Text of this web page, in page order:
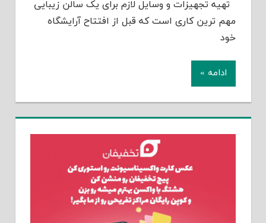
تهیه تجهیزات و وسایل لازم برای یک سالن زیبایی
مهم ترین کاری است که قبل از افتتاح آرایشگاه
خود
ادامه »